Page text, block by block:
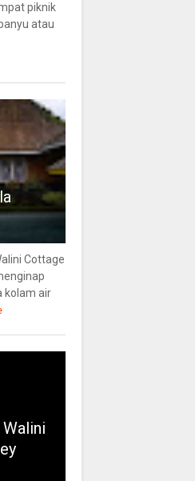
piknik
atau
Cottage
kolam air